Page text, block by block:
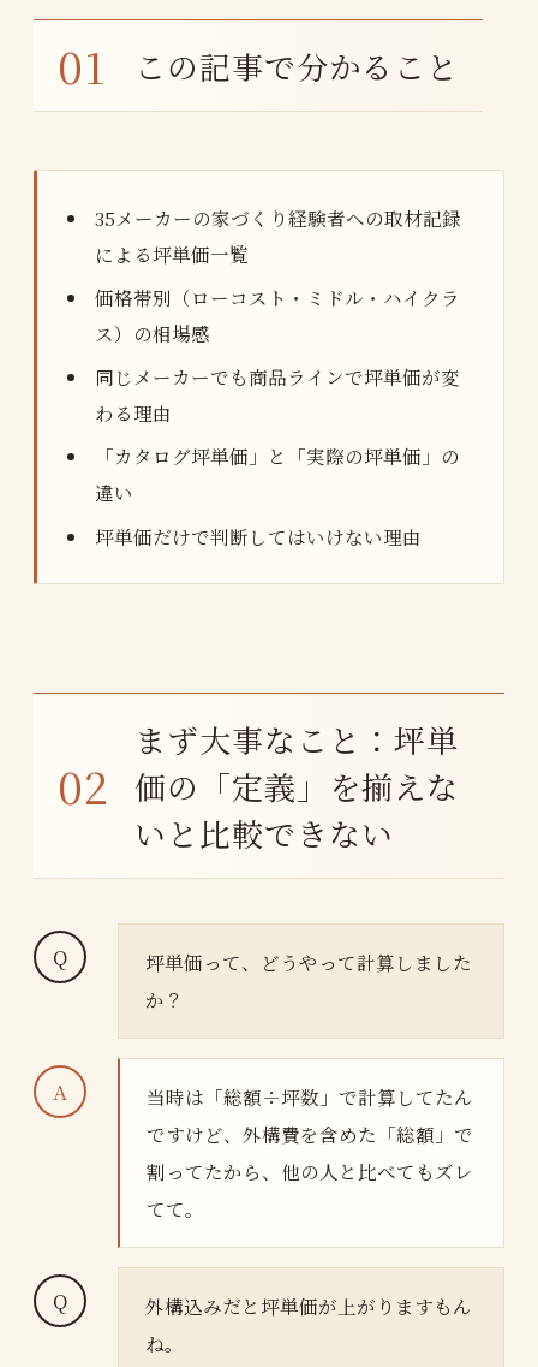
この記事で分かること
35メーカーの家づくり経験者への取材記録
による坪単価一覧
価格帯別（ローコスト・ミドル・ハイクラ
ス）の相場感
同じメーカーでも商品ラインで坪単価が変
わる理由
「カタログ坪単価」と「実際の坪単価」の
違い
坪単価だけで判断してはいけない理由
まず大事なこと：坪単
価の「定義」を揃えな
いと比較できない
坪単価って、どうやって計算しました
か？
当時は「総額÷坪数」で計算してたん
ですけど、外構費を含めた「総額」で
割ってたから、他の人と比べてもズレ
てて。
外構込みだと坪単価が上がりますもん
ね。